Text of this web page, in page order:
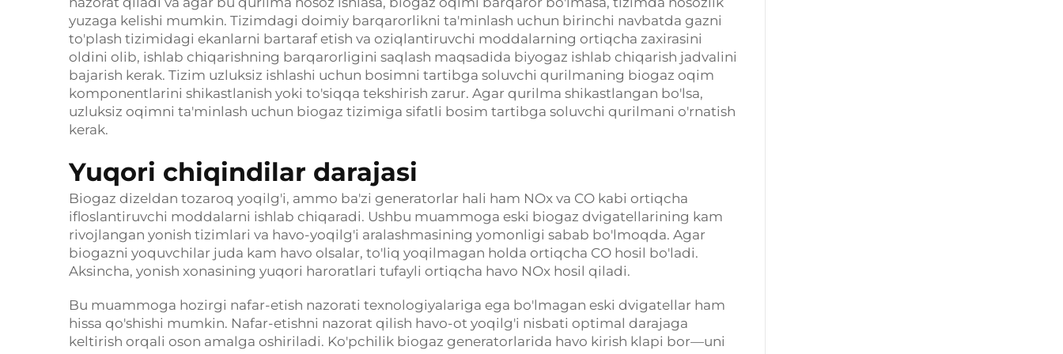
yuzaga kelishi mumkin. Tizimdagi doimiy barqarorlikni ta'minlash uchun birinchi navbatda gazni
to'plash tizimidagi ekanlarni bartaraf etish va oziqlantiruvchi moddalarning ortiqcha zaxirasini
oldini olib, ishlab chiqarishning barqarorligini saqlash maqsadida biyogaz ishlab chiqarish jadvalini
bajarish kerak. Tizim uzluksiz ishlashi uchun bosimni tartibga soluvchi qurilmaning biogaz oqim
komponentlarini shikastlanish yoki to'siqqa tekshirish zarur. Agar qurilma shikastlangan bo'lsa,
uzluksiz oqimni ta'minlash uchun biogaz tizimiga sifatli bosim tartibga soluvchi qurilmani o'rnatish
kerak.
Yuqori chiqindilar darajasi
Biogaz dizeldan tozaroq yoqilg'i, ammo ba'zi generatorlar hali ham NOx va CO kabi ortiqcha
ifloslantiruvchi moddalarni ishlab chiqaradi. Ushbu muammoga eski biogaz dvigatellarining kam
rivojlangan yonish tizimlari va havo-yoqilg'i aralashmasining yomonligi sabab bo'lmoqda. Agar
biogazni yoquvchilar juda kam havo olsalar, to'liq yoqilmagan holda ortiqcha CO hosil bo'ladi.
Aksincha, yonish xonasining yuqori haroratlari tufayli ortiqcha havo NOx hosil qiladi.
Bu muammoga hozirgi nafar-etish nazorati texnologiyalariga ega bo'lmagan eski dvigatellar ham
hissa qo'shishi mumkin. Nafar-etishni nazorat qilish havo-ot yoqilg'i nisbati optimal darajaga
keltirish orqali oson amalga oshiriladi. Ko'pchilik biogaz generatorlarida havo kirish klapi bor—uni